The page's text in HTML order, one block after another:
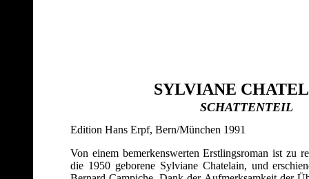
SYLVIANE
SCHATTENTEIL
Edition Hans Erpf, Bern/München 1991
Von einem bemerkenswerten Erstlingsroman ist zu
die 1950 geborene Sylviane Chatelain, und